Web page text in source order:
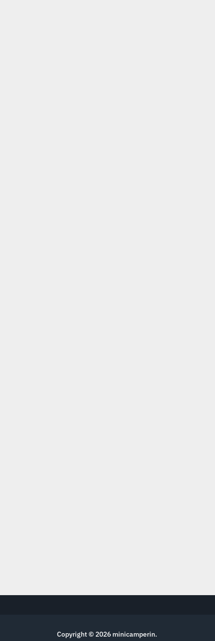
Copyright © 2026 minicamperin.